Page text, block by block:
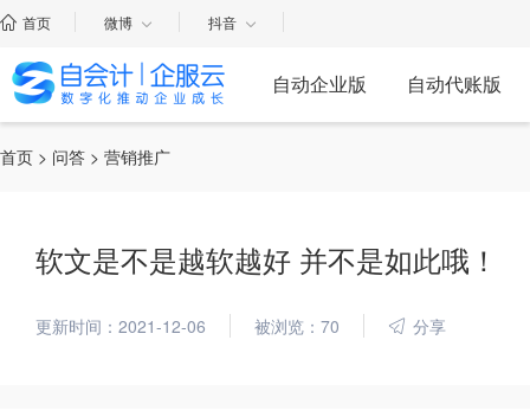
首页 微博 抖音
自动企业版 自动代账版
首页 > 问答 > 营销推广
软文是不是越软越好 并不是如此哦！
更新时间：2021-12-06 被浏览：70 分享